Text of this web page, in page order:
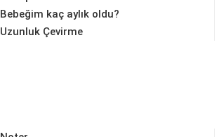
Bebeğim kaç aylık oldu?
Uzunluk Çevirme